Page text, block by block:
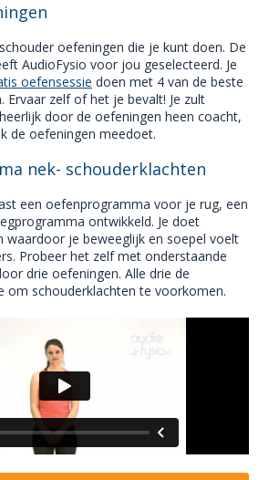
oefeningen die je kunt doen. De
AudioFysio voor jou geselecteerd. Je
oefensessie doen met 4 van de beste
Ervaar zelf of het je bevalt! Je zult
door de oefeningen heen coacht,
de oefeningen meedoet.
nek- schouderklachten
een oefenprogramma voor je rug, een
ontwikkeld. Je doet
waardoor je beweeglijk en soepel voelt
Probeer het zelf met onderstaande
drie oefeningen. Alle drie de
om schouderklachten te voorkomen.